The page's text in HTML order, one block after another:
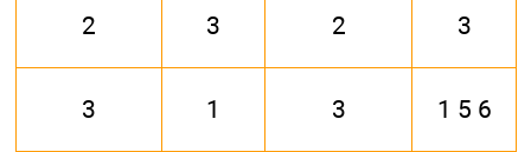
2 3 2 3
3 1 3 1 5 6